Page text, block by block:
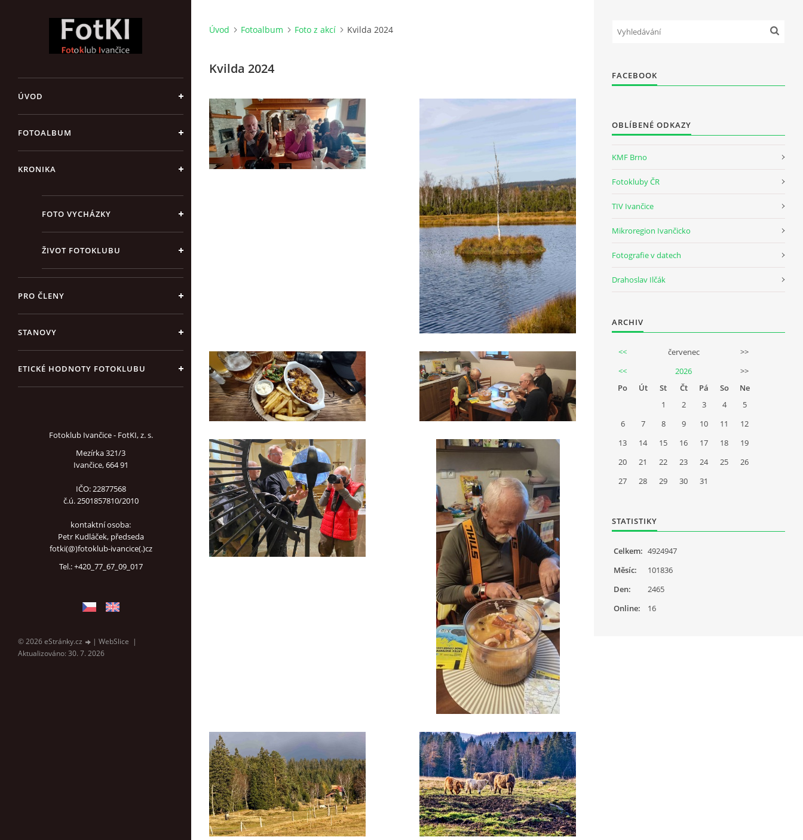
ÚVOD
FOTOALBUM
KRONIKA
FOTO VYCHÁZKY
ŽIVOT FOTOKLUBU
PRO ČLENY
STANOVY
ETICKÉ HODNOTY FOTOKLUBU
Fotoklub Ivančice - FotKI, z. s.
Mezírka 321/3
Ivančice, 664 91
IČO: 22877568
č.ú. 2501857810/2010
kontaktní osoba:
Petr Kudláček, předseda
fotki(@)fotoklub-ivancice(.)cz
Tel.: +420_77_67_09_017
© 2026 eStránky.cz | WebSlice |
Aktualizováno: 30. 7. 2026
Úvod Fotoalbum Foto z akcí Kvilda 2024
Kvilda 2024 FACEBOOK
OBLÍBENÉ ODKAZY
KMF Brno
Fotokluby ČR
TIV Ivančice
Mikroregion Ivančicko
Fotografie v datech
Drahoslav Ilčák
ARCHIV
<< červenec
>>
<<
2026
>>
Po
Út St Čt Pá So
Ne
1
2 3 4
5
6
7 8 9 10 11
12
13
14 15 16 17 18
19
20
21 22 23 24 25
26
27
28 29 30 31
STATISTIKY
Online: 16
Celkem: 4924947
Měsíc:
101836
Den:
2465